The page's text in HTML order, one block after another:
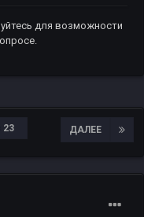
для возможности
ДАЛЕЕ
23